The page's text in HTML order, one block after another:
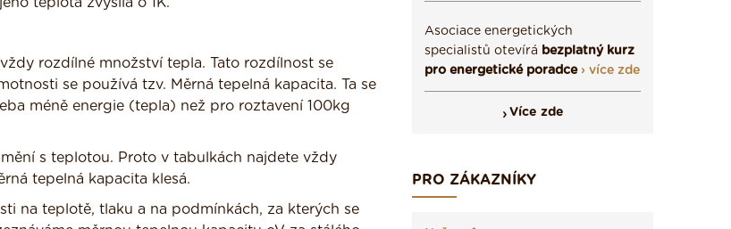
rozdílné množství tepla. Tato rozdílnost se
se používá tzv. Měrná tepelná kapacita. Ta se
méně energie (tepla) než pro roztavení 100kg
s teplotou. Proto v tabulkách najdete vždy
tepelná kapacita klesá.
na teplotě, tlaku a na podmínkách, za kterých se
Asociace energetických
specialistů otevírá bezplatný kurz
pro energetické poradce › více zde
Více zde
PRO ZÁKAZNÍKY